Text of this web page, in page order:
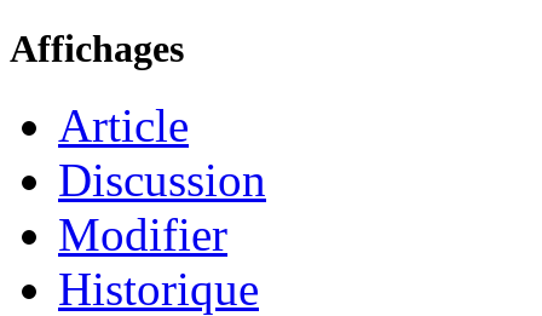
Affichages
Article
Discussion
Modifier
Historique